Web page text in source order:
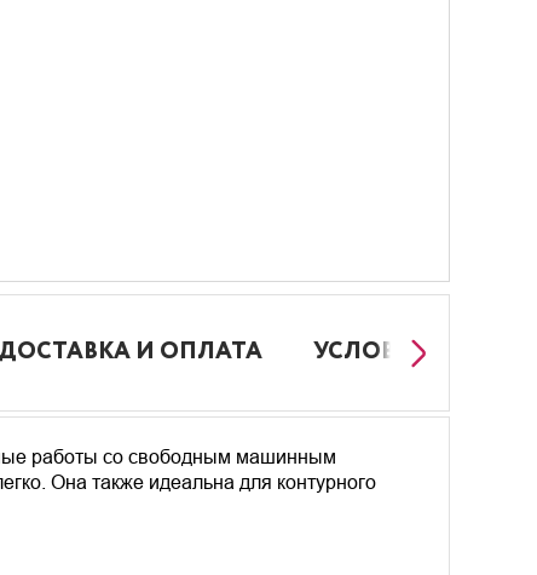
ДОСТАВКА И ОПЛАТА УСЛОВИЯ РАБОТЫ
работы со свободным машинным
Она также идеальна для контурного